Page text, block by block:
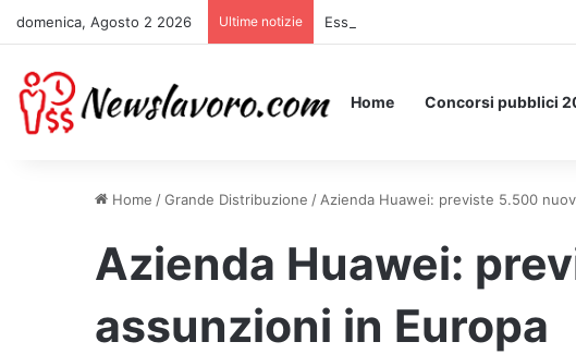
domenica, Agosto 2 2026 Ultime notizie Essere Pagati per Stare a Letto: ecco
Home Concorsi pubblici
Home /Grande Distribuzione / Azienda Huawei: previste 5.500
Azienda Huawei:
assunzioni in Europa